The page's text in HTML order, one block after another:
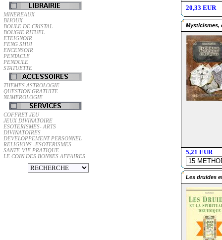
MINEREAUX
BIJOUX
BOULE DE CRISTAL
BOUGIE RITUEL
ETEIGNOIR
FENG SHUI
ENCENSOIR
PENTACLE
PENDULE
STATUETTE
THEMES ASTROLOGIE
QUESTION GRATUITE
NUMEROLOGIE
COFFRET JEU
JEUX DIVINATOIRE
ESOTERISMES- ARTS
DIVINATOIRES
DEVELOPPEMENT PERSONNEL
RELIGIONS -ESOTERISMES
SANTE-VIE PRATIQUE
LE COIN DES BONNES AFFAIRES
20,33 EUR
Mysticismes,
5,21 EUR
Les druides